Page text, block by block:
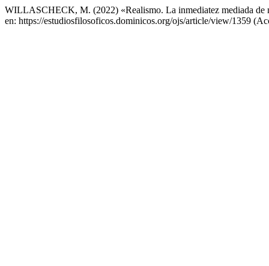
WILLASCHECK, M. (2022) «Realismo. La inmediatez mediada de
en: https://estudiosfilosoficos.dominicos.org/ojs/article/view/1359